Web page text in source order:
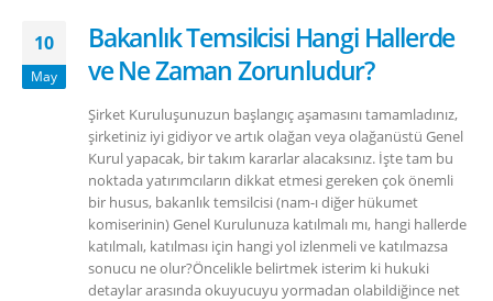
10
May
Bakanlık Temsilcisi Hangi Hallerde
ve Ne Zaman Zorunludur?
Şirket Kuruluşunuzun başlangıç aşamasını tamamladınız,
şirketiniz iyi gidiyor ve artık olağan veya olağanüstü Genel
Kurul yapacak, bir takım kararlar alacaksınız. İşte tam bu
noktada yatırımcıların dikkat etmesi gereken çok önemli
bir husus, bakanlık temsilcisi (nam-ı diğer hükumet
komiserinin) Genel Kurulunuza katılmalı mı, hangi hallerde
katılmalı, katılması için hangi yol izlenmeli ve katılmazsa
sonucu ne olur?Öncelikle belirtmek isterim ki hukuki
detaylar arasında okuyucuyu yormadan olabildiğince net